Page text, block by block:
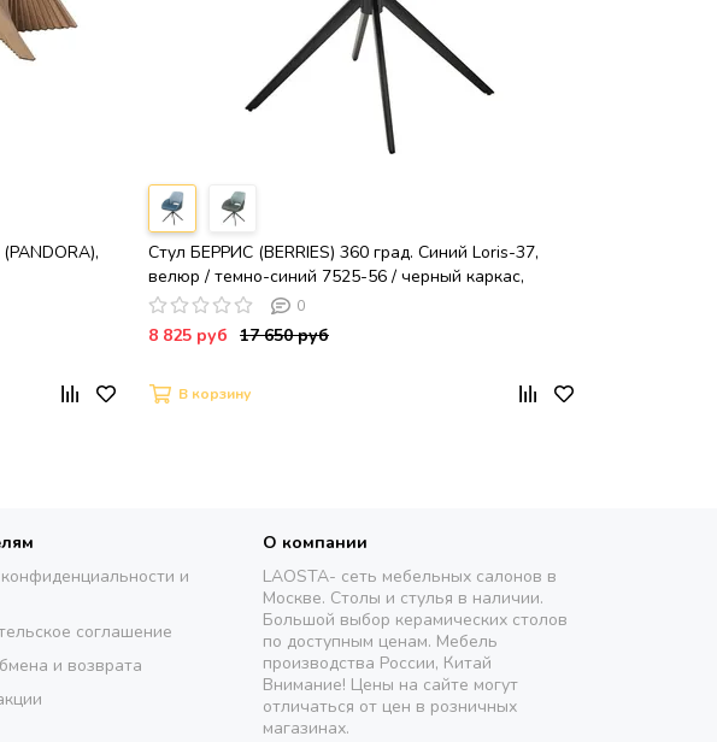
Стул БЕРРИС (BERRIES) 360 град. Синий Loris-37,
велюр / темно-синий 7525-56 / черный каркас,
DISAUR
0
8 825 руб 17 650 руб
В корзину
и
соглашение
и возврата
О компании
LAOSTA- сеть мебельных салонов в
Москве. Столы и стулья в наличии.
Большой выбор керамических столов
по доступным ценам. Мебель
производства России, Китай
Внимание! Цены на сайте могут
отличаться от цен в розничных
магазинах.